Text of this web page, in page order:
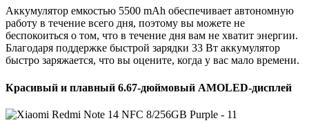
Аккумулятор емкостью 5500 mAh обеспечивает автономную
работу в течение всего дня, поэтому вы можете не
беспокоиться о том, что в течение дня вам не хватит энергии.
Благодаря поддержке быстрой зарядки 33 Вт аккумулятор
быстро заряжается, что вы оцените, когда у вас мало времени.
Красивый и плавный 6.67-дюймовый AMOLED-дисплей